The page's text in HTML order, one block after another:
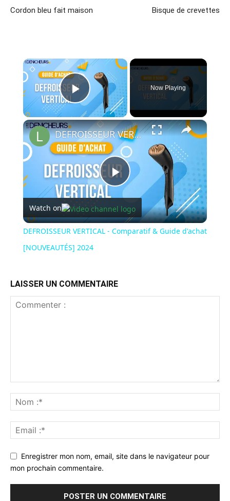
Cordon bleu fait maison Bisque de crevettes
×
Play Video
Now Playing
×
Play
Video
DEFROISSEUR VERTICAL - Comparatif & Guide d'achat [NOUVEAUTÉS] 2024
Watch on
DEFROISSEUR VERTICAL - Comparatif & Guide d'achat
[NOUVEAUTÉS] 2024
LAISSER UN COMMENTAIRE
Enregistrer mon nom, email, site dans le navigateur pour
mon prochain commentaire.